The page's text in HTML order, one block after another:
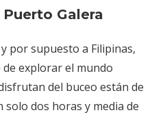
Galera
por supuesto a Filipinas,
explorar el mundo
del buceo están de
dos horas y media de